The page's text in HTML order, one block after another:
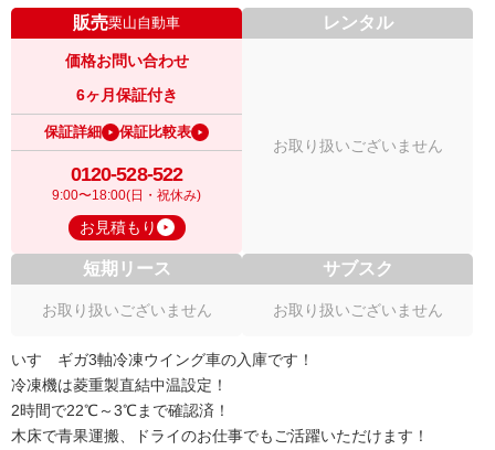
販売栗山自動車
価格お問い合わせ
6ヶ月保証付き
保証詳細 保証比較表
0120-528-522
9:00〜18:00(日・祝休み)
お見積もり
レンタル
お取り扱いございません
短期リース
お取り扱いございません
サブスク
お取り扱いございません
いすゞギガ3軸冷凍ウイング車の入庫です！
冷凍機は菱重製直結中温設定！
2時間で22℃～3℃まで確認済！
木床で青果運搬、ドライのお仕事でもご活躍いただけます！